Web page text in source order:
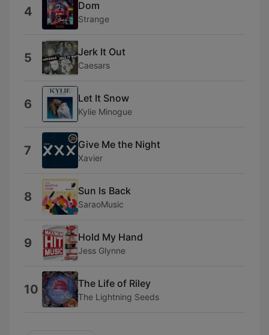
4 Dom
Strange
5 Jerk It Out
Caesars
6 Let It Snow
Kylie Minogue
7 Give Me the Night
Xavier
8 Sun Is Back
SaraoMusic
9 Hold My Hand
Jess Glynne
10 The Life of Riley
The Lightning Seeds